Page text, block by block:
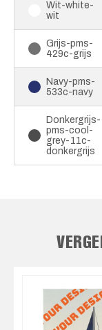
Wit-white-
wit
Grijs-pms-
429c-grijs
Navy-pms-
533c-navy
Donkergrijs-
pms-cool-
grey-11c-
donkergrijs